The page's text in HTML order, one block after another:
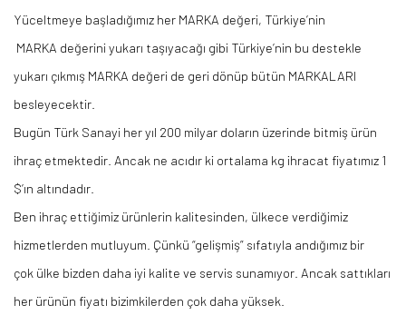
Yüceltmeye başladığımız her MARKA değeri, Türkiye’nin
MARKA değerini yukarı taşıyacağı gibi Türkiye’nin bu destekle
yukarı çıkmış MARKA değeri de geri dönüp bütün MARKALARI
besleyecektir.
Bugün Türk Sanayi her yıl 200 milyar doların üzerinde bitmiş ürün
ihraç etmektedir. Ancak ne acıdır ki ortalama kg ihracat fiyatımız 1
$’ın altındadır.
Ben ihraç ettiğimiz ürünlerin kalitesinden, ülkece verdiğimiz
hizmetlerden mutluyum. Çünkü “gelişmiş” sıfatıyla andığımız bir
çok ülke bizden daha iyi kalite ve servis sunamıyor. Ancak sattıkları
her ürünün fiyatı bizimkilerden çok daha yüksek.